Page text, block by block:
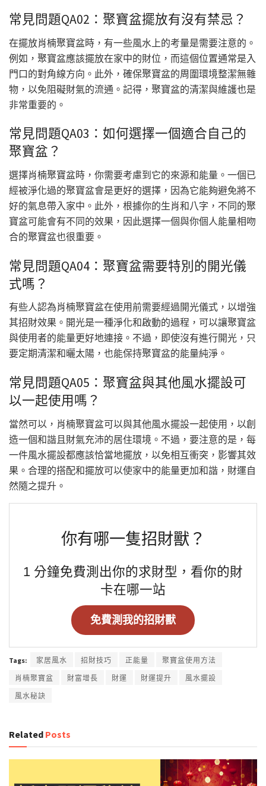
常見問題QA02：聚寶盆擺放有沒有禁忌？
在擺放肖楠聚寶盆時，有一些風水上的考量是需要注意的。
例如，聚寶盆應該擺放在家中的財位，而這個位置通常是入
門口的對角線方向。此外，確保聚寶盆的周圍環境整潔無雜
物，以免阻礙財氣的流通。記得，聚寶盆的清潔與維護也是
非常重要的。
常見問題QA03：如何選擇一個適合自己的
聚寶盆？
選擇肖楠聚寶盆時，你需要考慮到它的來源和能量。一個已
經被淨化過的聚寶盆會是更好的選擇，因為它能夠避免將不
好的氣息帶入家中。此外，根據你的生肖和八字，不同的聚
寶盆可能會有不同的效果，因此選擇一個與你個人能量相吻
合的聚寶盆也很重要。
常見問題QA04：聚寶盆需要特別的開光儀
式嗎？
有些人認為肖楠聚寶盆在使用前需要經過開光儀式，以增強
其招財效果。開光是一種淨化和啟動的過程，可以讓聚寶盆
與使用者的能量更好地連接。不過，即使沒有進行開光，只
要定期清潔和曬太陽，也能保持聚寶盆的能量純淨。
常見問題QA05：聚寶盆與其他風水擺設可
以一起使用嗎？
當然可以，肖楠聚寶盆可以與其他風水擺設一起使用，以創
造一個和諧且財氣充沛的居住環境。不過，要注意的是，每
一件風水擺設都應該恰當地擺放，以免相互衝突，影響其效
果。合理的搭配和擺放可以使家中的能量更加和諧，財運自
然隨之提升。
你有哪一隻招財獸？
1 分鐘免費測出你的求財型，看你的財
卡在哪一站
免費測我的招財獸
Tags: 家居風水 招財技巧 正能量
聚寶盆使用方法
肖楠聚寶盆
財富增長 財運 財運提升
風水擺設
風水秘訣
Related Posts